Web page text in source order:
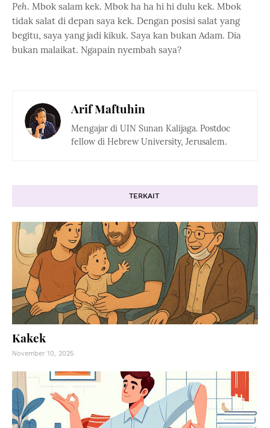
Peh. Mbok salam kek. Mbok ha ha hi hi dulu kek. Mbok
tidak salat di depan saya kek. Dengan posisi salat yang
begitu, saya yang jadi kikuk. Saya kan bukan Adam. Dia
bukan malaikat. Ngapain nyembah saya?
Arif Maftuhin
Mengajar di UIN Sunan Kalijaga. Postdoc
fellow di Hebrew University, Jerusalem.
TERKAIT
Kakek
November 10, 2025